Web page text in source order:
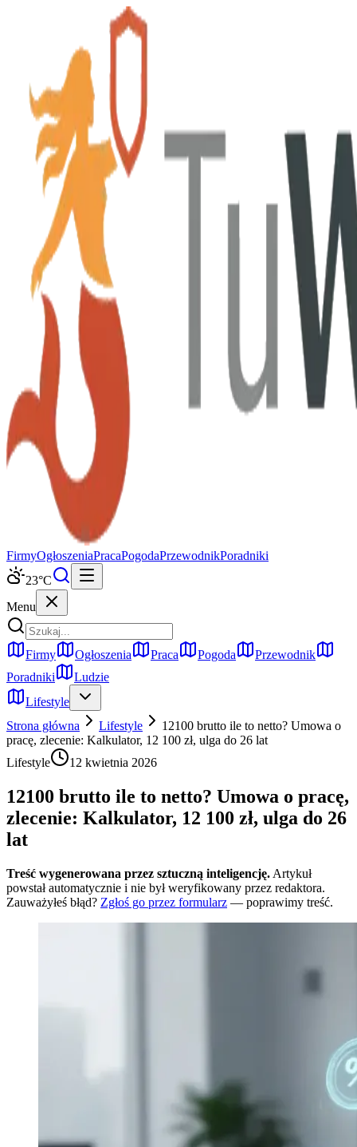
FirmyOgłoszeniaPracaPogodaPrzewodnikPoradniki
23°C
Menu
Firmy Ogłoszenia Praca Pogoda
Przewodnik
Poradniki
Ludzie
Lifestyle
Strona główna
Lifestyle
12100 brutto ile to netto? Umowa o
pracę, zlecenie: Kalkulator, 12 100 zł, ulga do 26 lat
Lifestyle
12 kwietnia 2026
12100 brutto ile to netto? Umowa o pracę,
zlecenie: Kalkulator, 12 100 zł, ulga do 26
lat
Treść wygenerowana przez sztuczną inteligencję. Artykuł
powstał automatycznie i nie był weryfikowany przez redaktora.
Zauważyłeś błąd? Zgłoś go przez formularz — poprawimy treść.